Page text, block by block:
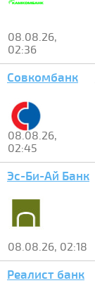
08.08.26,
02:36
Совкомбанк
08.08.26,
02:45
Эс-Би-Ай Банк
08.08.26, 02:18
Реалист банк